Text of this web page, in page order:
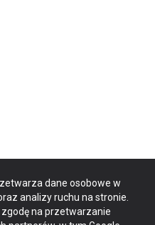
dane osobowe w
analizy ruchu na stronie.
na przetwarzanie